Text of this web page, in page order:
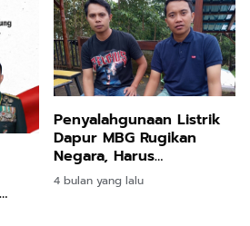
Penyalahgunaan Listrik
Dapur MBG Rugikan
Negara, Harus
Ditertibkan
4 bulan yang lalu